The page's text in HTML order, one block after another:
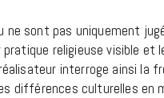
ne sont pas uniquement
religieuse visible
interroge ainsi la
différences culturelles en